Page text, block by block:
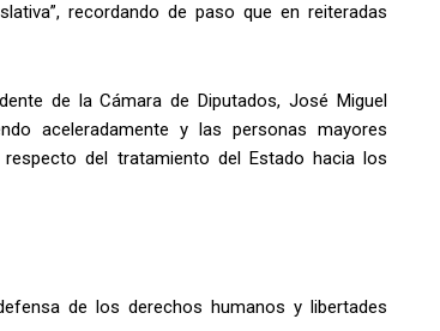
recordando de paso que en reiteradas
de la Cámara de Diputados, José Miguel
aceleradamente y las personas mayores
del tratamiento del Estado hacia los
de los derechos humanos y libertades